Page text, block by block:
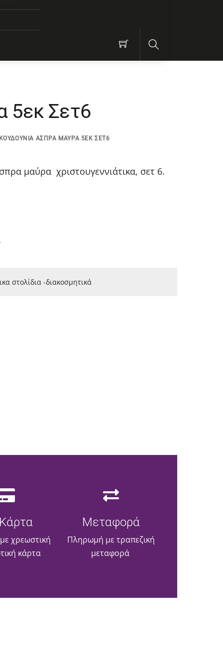
5εκ Σετ6
ΆΣΠΡΑ ΜΑΎΡΑ 5ΕΚ ΣΕΤ6
μαύρα χριστουγεννιάτικα, σετ 6.
στολίδια -διακοσμητικά
χρεωστική
κάρτα
Μεταφορά
Πληρωμή με τραπεζική
μεταφορά